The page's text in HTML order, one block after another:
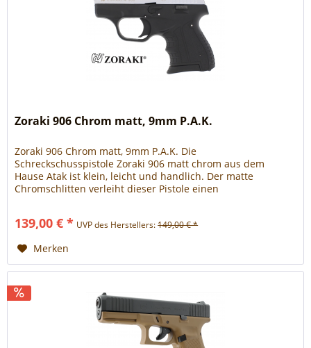
Zoraki 906 Chrom matt, 9mm P.A.K.
Zoraki 906 Chrom matt, 9mm P.A.K. Die
Schreckschusspistole Zoraki 906 matt chrom aus dem
Hause Atak ist klein, leicht und handlich. Der matte
Chromschlitten verleiht dieser Pistole einen
Verteidigung. Lieferung erfolgt im Koffer, mit
139,00 € * UVP des Herstellers:149,00 € *
Merken